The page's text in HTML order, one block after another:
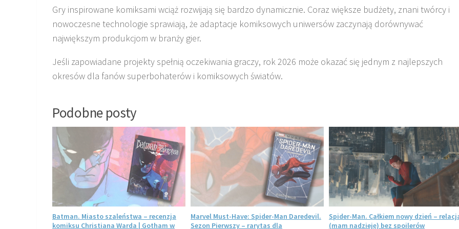
Gry inspirowane komiksami wciąż rozwijają się bardzo dynamicznie. Coraz większe budżety, znani twórcy i
nowoczesne technologie sprawiają, że adaptacje komiksowych uniwersów zaczynają dorównywać
największym produkcjom w branży gier.
Jeśli zapowiadane projekty spełnią oczekiwania graczy, rok 2026 może okazać się jednym z najlepszych
okresów dla fanów superbohaterów i komiksowych światów.
Podobne posty
Batman. Miasto szaleństwa – recenzja
komiksu Christiana Warda | Gotham w
Marvel Must-Have: Spider-Man Daredevil.
Sezon Pierwszy – rarytas dla
Spider-Man. Całkiem nowy dzień –
(mam nadzieję) bez spoilerów